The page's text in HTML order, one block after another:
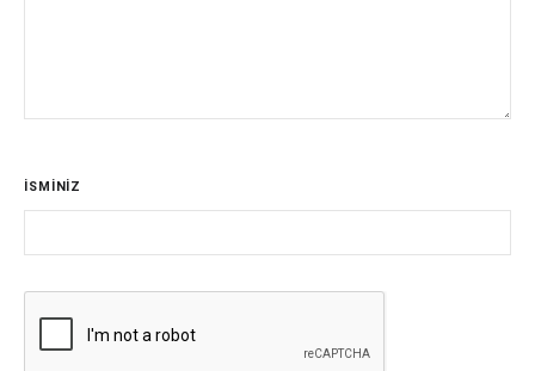
İSMİNİZ